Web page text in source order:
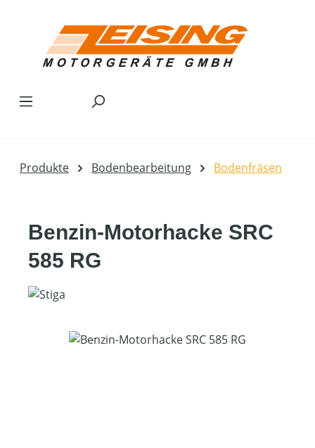
Produkte Bodenbearbeitung Bodenfräsen
Benzin-Motorhacke SRC
585 RG
Bildergalerie überspringen